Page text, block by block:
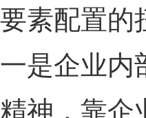
要素配置的
一是企业内
精神，靠企